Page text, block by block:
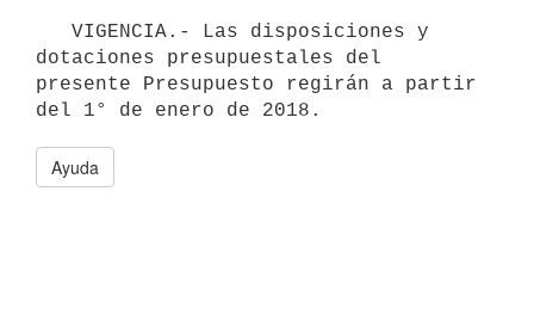
dotaciones presupuestales del
presente Presupuesto regirán a partir
Ayuda